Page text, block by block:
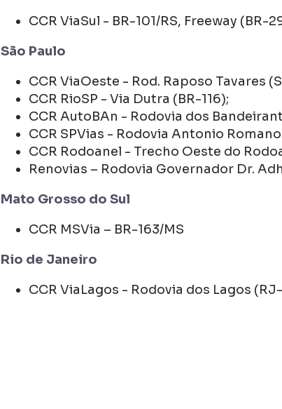
CCR ViaSul - BR-101/RS, Freeway (BR-
São Paulo
CCR ViaOeste - Rod. Raposo Tavares
CCR RioSP - Via Dutra (BR-116);
CCR AutoBAn - Rodovia dos
CCR SPVias - Rodovia Antonio
CCR Rodoanel - Trecho Oeste do
Renovias – Rodovia Governador Dr.
Mato Grosso do Sul
CCR MSVia – BR-163/MS
Rio de Janeiro
CCR ViaLagos - Rodovia dos Lagos